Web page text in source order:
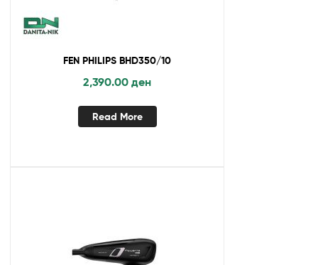
FEN PHILIPS BHD350/10
2,390.00 ден
Read More